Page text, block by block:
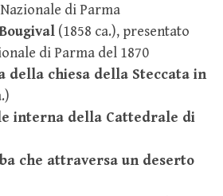
di Parma
(1858 ca.), presentato
di Parma del 1870
della chiesa della Steccata in
interna della Cattedrale di
che attraversa un deserto